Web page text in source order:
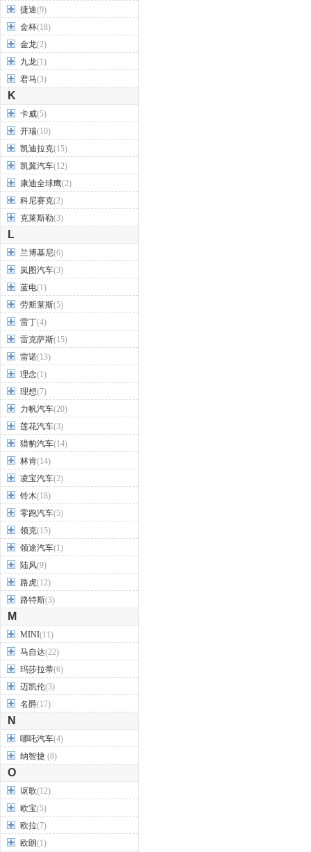
捷途(9)
金杯(18)
金龙(2)
九龙(1)
君马(3)
K
卡威(5)
开瑞(10)
凯迪拉克(15)
凯翼汽车(12)
康迪全球鹰(2)
科尼赛克(2)
克莱斯勒(3)
L
兰博基尼(6)
岚图汽车(3)
蓝电(1)
劳斯莱斯(5)
雷丁(4)
雷克萨斯(15)
雷诺(13)
理念(1)
理想(7)
力帆汽车(20)
莲花汽车(3)
猎豹汽车(14)
林肯(14)
凌宝汽车(2)
铃木(18)
零跑汽车(5)
领克(15)
领途汽车(1)
陆风(9)
路虎(12)
路特斯(3)
M
MINI(11)
马自达(22)
玛莎拉蒂(6)
迈凯伦(3)
名爵(17)
N
哪吒汽车(4)
纳智捷 (8)
O
讴歌(12)
欧宝(5)
欧拉(7)
欧朗(1)